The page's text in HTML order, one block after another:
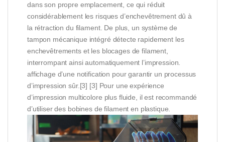
dans son propre emplacement, ce qui réduit
considérablement les risques d’enchevêtrement dû à
la rétraction du filament. De plus, un système de
tampon mécanique intégré détecte rapidement les
enchevêtrements et les blocages de filament,
interrompant ainsi automatiquement l’impression.
affichage d’une notification pour garantir un processus
d’impression sûr.[3] [3] Pour une expérience
d’impression multicolore plus fluide, il est recommandé
d’utiliser des bobines de filament en plastique.